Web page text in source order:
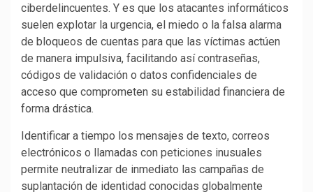
ciberdelincuentes. Y es que los atacantes informáticos
suelen explotar la urgencia, el miedo o la falsa alarma
de bloqueos de cuentas para que las víctimas actúen
de manera impulsiva, facilitando así contraseñas,
códigos de validación o datos confidenciales de
acceso que comprometen su estabilidad financiera de
forma drástica.
Identificar a tiempo los mensajes de texto, correos
electrónicos o llamadas con peticiones inusuales
permite neutralizar de inmediato las campañas de
suplantación de identidad conocidas globalmente